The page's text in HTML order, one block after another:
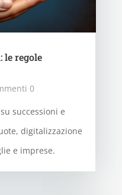
le regole
0
successioni e
digitalizzazione
e imprese.